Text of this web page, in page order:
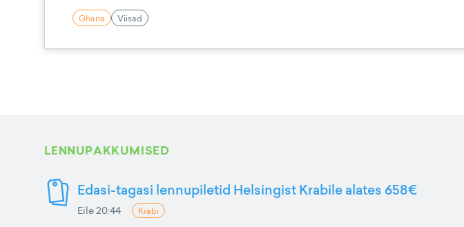
Ghana Viisad
LENNUPAKKUMISED
Edasi-tagasi lennupiletid Helsingist Krabile alates 658€
Eile 20:44 Krabi